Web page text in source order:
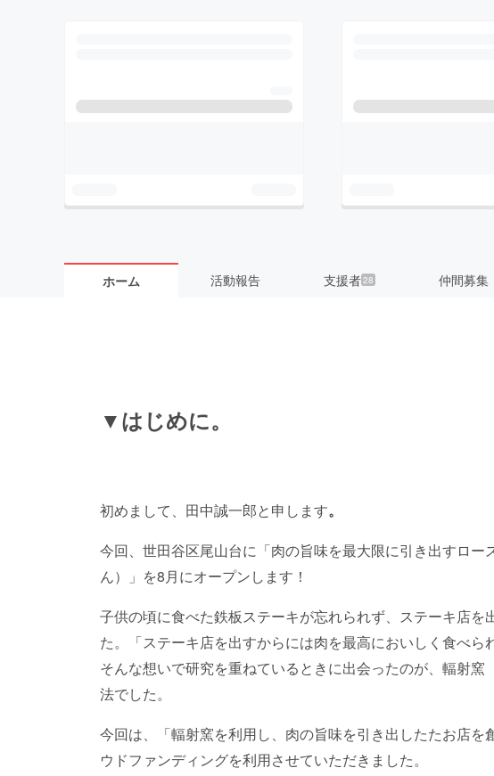
ホーム 活動報告 支援者28 仲間募集
▼はじめに。
初めまして、田中誠一郎と申します。
今回、世田谷区尾山台に「肉の旨味を最大限に引き出すロー
ん）」を8月にオープンします！
子供の頃に食べた鉄板ステーキが忘れられず、ステーキ店を
た。「ステーキ店を出すからには肉を最高においしく食べら
そんな想いで研究を重ねているときに出会ったのが、輻射窯
法でした。
今回は、「輻射窯を利用し、肉の旨味を引き出したたお店を
ウドファンディングを利用させていただきました。